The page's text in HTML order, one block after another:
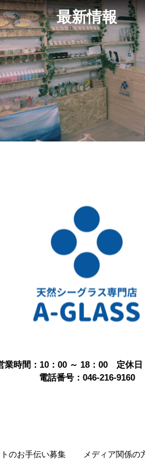
最新情報
業時間：10：00 ～ 18：00 定休日
電話番号：046-216-9160
のお手伝い募集 メディア関係の